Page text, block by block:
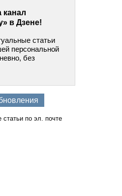
канал
в Дзене!
статьи
персональной
без
по эл. почте